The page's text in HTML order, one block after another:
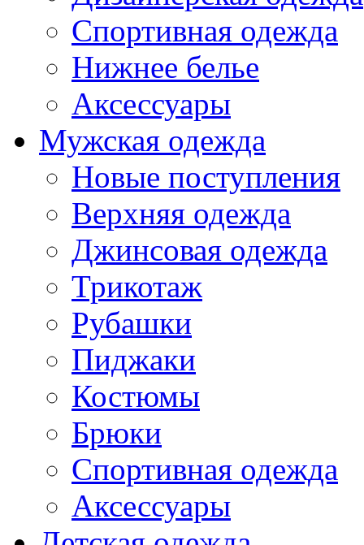
Спортивная одежда
Нижнее белье
Аксессуары
Мужская одежда
Новые поступления
Верхняя одежда
Джинсовая одежда
Трикотаж
Рубашки
Пиджаки
Костюмы
Брюки
Спортивная одежда
Аксессуары